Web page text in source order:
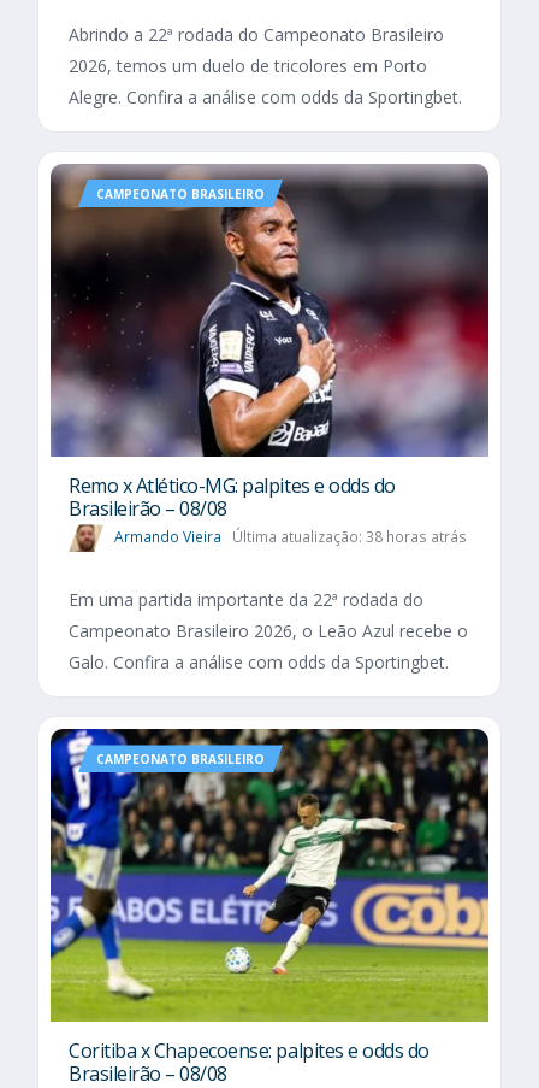
Abrindo a 22ª rodada do Campeonato Brasileiro
2026, temos um duelo de tricolores em Porto
Alegre. Confira a análise com odds da Sportingbet.
CAMPEONATO BRASILEIRO
Remo x Atlético-MG: palpites e odds do
Brasileirão – 08/08
Armando Vieira Última atualização: 38 horas atrás
Em uma partida importante da 22ª rodada do
Campeonato Brasileiro 2026, o Leão Azul recebe o
Galo. Confira a análise com odds da Sportingbet.
CAMPEONATO BRASILEIRO
Coritiba x Chapecoense: palpites e odds do
Brasileirão – 08/08